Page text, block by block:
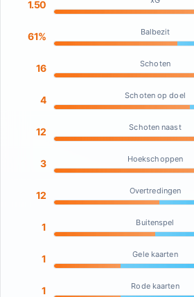
1.50
61% Balbezit
16 Schoten
4 Schoten op doel
12 Schoten naast
3 Hoekschoppen
12 Overtredingen
1 Buitenspel
1 Gele kaarten
1 Rode kaarten